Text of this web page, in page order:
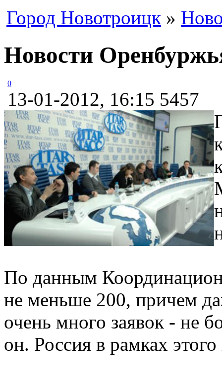
Город Новотроицк »
Новости
0
13-01-2012, 16:15 5457
По данным
не меньше 200, причем
очень много заявок - не
он. Россия в рамках